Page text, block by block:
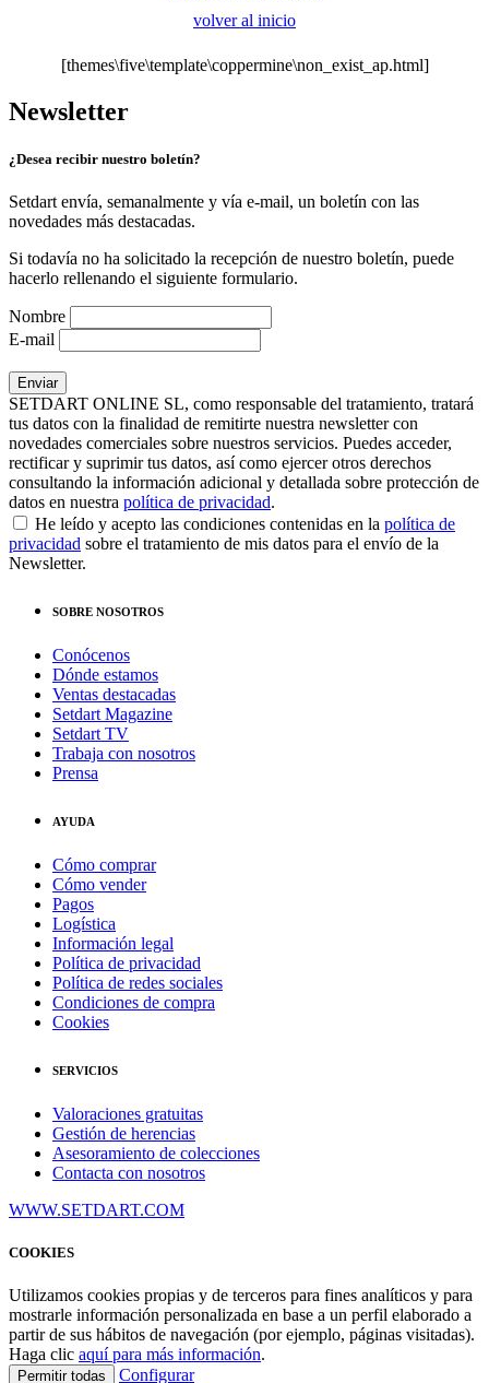
volver al inicio
[themes\five\template\coppermine\non_exist_ap.html]
Newsletter
¿Desea recibir nuestro boletín?
Setdart envía, semanalmente y vía e-mail, un boletín con las
novedades más destacadas.
Si todavía no ha solicitado la recepción de nuestro boletín, puede
hacerlo rellenando el siguiente formulario.
Nombre
E-mail
SETDART ONLINE SL, como responsable del tratamiento, tratará
tus datos con la finalidad de remitirte nuestra newsletter con
novedades comerciales sobre nuestros servicios. Puedes acceder,
rectificar y suprimir tus datos, así como ejercer otros derechos
consultando la información adicional y detallada sobre protección de
datos en nuestra política de privacidad.
He leído y acepto las condiciones contenidas en la política de
privacidad sobre el tratamiento de mis datos para el envío de la
Newsletter.
SOBRE NOSOTROS
Conócenos
Dónde estamos
Ventas destacadas
Setdart Magazine
Setdart TV
Trabaja con nosotros
Prensa
AYUDA
Cómo comprar
Cómo vender
Pagos
Logística
Información legal
Política de privacidad
Política de redes sociales
Condiciones de compra
Cookies
SERVICIOS
Valoraciones gratuitas
Gestión de herencias
Asesoramiento de colecciones
Contacta con nosotros
WWW.SETDART.COM
COOKIES
Utilizamos cookies propias y de terceros para fines analíticos y para
mostrarle información personalizada en base a un perfil elaborado a
partir de sus hábitos de navegación (por ejemplo, páginas visitadas).
Haga clic aquí para más información.
Permitir todas Configurar